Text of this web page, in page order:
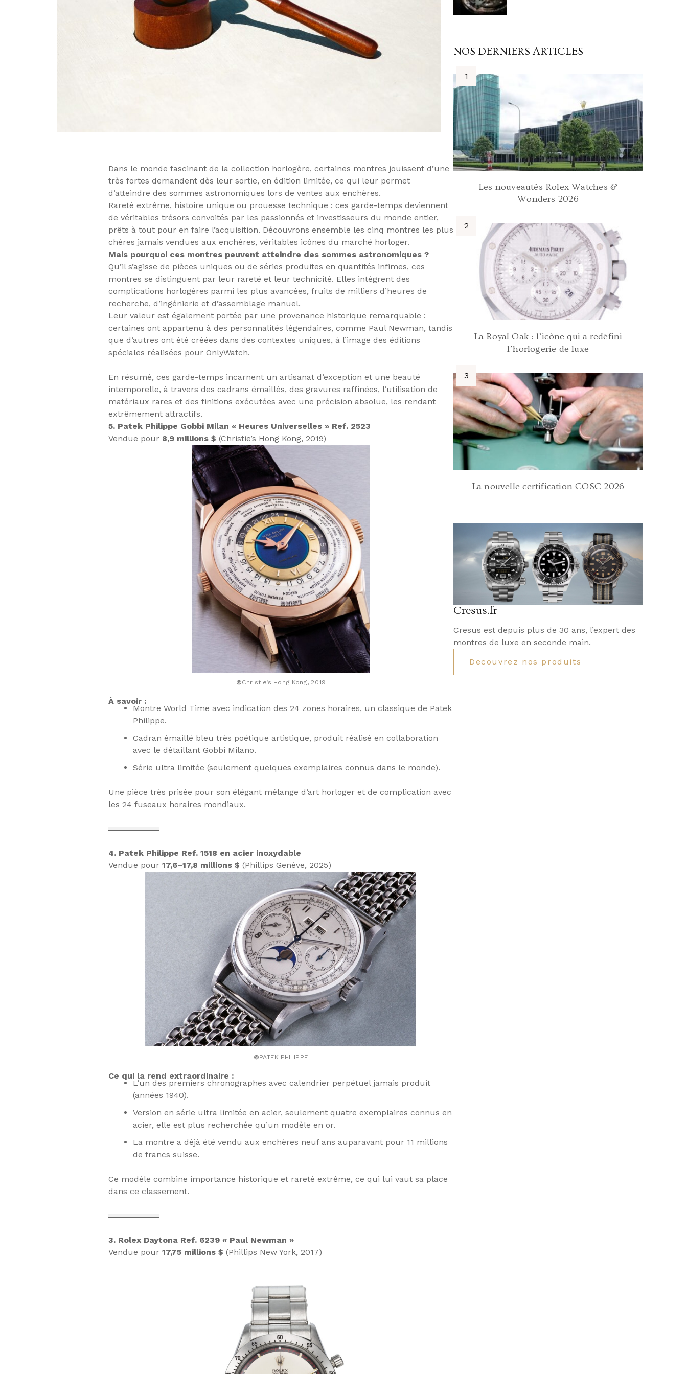
Dans le monde fascinant de la collection horlogère, certaines montres jouissent d’une
très fortes demandent dès leur sortie, en édition limitée, ce qui leur permet
d’atteindre des sommes astronomiques lors de ventes aux enchères.
Rareté extrême, histoire unique ou prouesse technique : ces garde-temps deviennent
de véritables trésors convoités par les passionnés et investisseurs du monde entier,
prêts à tout pour en faire l’acquisition. Découvrons ensemble les cinq montres les plus
chères jamais vendues aux enchères, véritables icônes du marché horloger.
Mais pourquoi ces montres peuvent atteindre des sommes astronomiques ?
Qu’il s’agisse de pièces uniques ou de séries produites en quantités infimes, ces
montres se distinguent par leur rareté et leur technicité. Elles intègrent des
complications horlogères parmi les plus avancées, fruits de milliers d’heures de
recherche, d’ingénierie et d’assemblage manuel.
Leur valeur est également portée par une provenance historique remarquable :
certaines ont appartenu à des personnalités légendaires, comme Paul Newman, tandis
que d’autres ont été créées dans des contextes uniques, à l’image des éditions
spéciales réalisées pour OnlyWatch.
En résumé, ces garde-temps incarnent un artisanat d’exception et une beauté
intemporelle, à travers des cadrans émaillés, des gravures raffinées, l’utilisation de
matériaux rares et des finitions exécutées avec une précision absolue, les rendant
extrêmement attractifs.
5. Patek Philippe Gobbi Milan « Heures Universelles » Ref. 2523
Vendue pour 8,9 millions $ (Christie’s Hong Kong, 2019)
©Christie’s Hong Kong, 2019
À savoir :
Montre World Time avec indication des 24 zones horaires, un classique de Patek
Philippe.
Cadran émaillé bleu très poétique artistique, produit réalisé en collaboration
avec le détaillant Gobbi Milano.
Série ultra limitée (seulement quelques exemplaires connus dans le monde).
Une pièce très prisée pour son élégant mélange d’art horloger et de complication avec
les 24 fuseaux horaires mondiaux.
4. Patek Philippe Ref. 1518 en acier inoxydable
Vendue pour 17,6–17,8 millions $ (Phillips Genève, 2025)
©PATEK PHILIPPE
Ce qui la rend extraordinaire :
L’un des premiers chronographes avec calendrier perpétuel jamais produit
(années 1940).
Version en série ultra limitée en acier, seulement quatre exemplaires connus en
acier, elle est plus recherchée qu’un modèle en or.
La montre a déjà été vendu aux enchères neuf ans auparavant pour 11 millions
de francs suisse.
Ce modèle combine importance historique et rareté extrême, ce qui lui vaut sa place
dans ce classement.
3. Rolex Daytona Ref. 6239 « Paul Newman »
Vendue pour 17,75 millions $ (Phillips New York, 2017)
NOS DERNIERS ARTICLES
Les nouveautés Rolex Watches &
Wonders 2026
La Royal Oak : l’icône qui a redéfini
l’horlogerie de luxe
La nouvelle certification COSC 2026
Cresus.fr
Cresus est depuis plus de 30 ans, l’expert des
montres de luxe en seconde main.
Decouvrez nos produits